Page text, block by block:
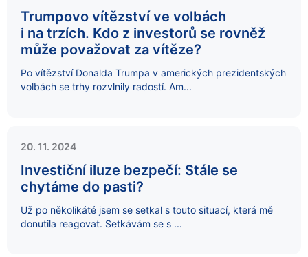
Trumpovo vítězství ve volbách
i na trzích. Kdo z investorů se rovněž
může považovat za vítěze?
Po vítězství Donalda Trumpa v amerických prezidentských
volbách se trhy rozvlnily radostí. Am...
20. 11. 2024
Investiční iluze bezpečí: Stále se
chytáme do pasti?
Už po několikáté jsem se setkal s touto situací, která mě
donutila reagovat. Setkávám se s ...